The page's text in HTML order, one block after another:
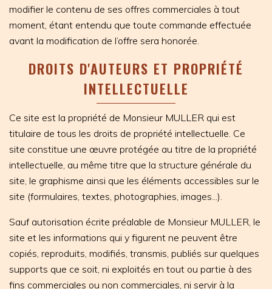
modifier le contenu de ses offres commerciales à tout
moment, étant entendu que toute commande effectuée
avant la modification de l’offre sera honorée.
DROITS D'AUTEURS ET PROPRIÉTÉ
INTELLECTUELLE
Ce site est la propriété de Monsieur MULLER qui est
titulaire de tous les droits de propriété intellectuelle. Ce
site constitue une œuvre protégée au titre de la propriété
intellectuelle, au même titre que la structure générale du
site, le graphisme ainsi que les éléments accessibles sur le
site (formulaires, textes, photographies, images...).
Sauf autorisation écrite préalable de Monsieur MULLER, le
site et les informations qui y figurent ne peuvent être
copiés, reproduits, modifiés, transmis, publiés sur quelques
supports que ce soit, ni exploités en tout ou partie à des
fins commerciales ou non commerciales, ni servir à la